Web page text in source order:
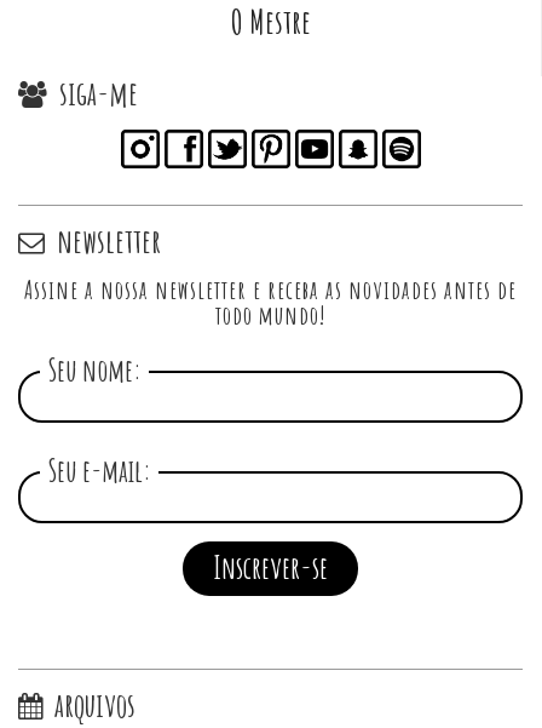
O Mestre
siga-me
newsletter
Assine a nossa newsletter e receba as novidades antes de
todo mundo!
Seu nome:
Seu e-mail:
arquivos